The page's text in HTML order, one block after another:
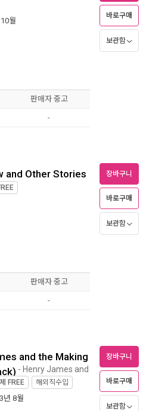
월
바로구매
보관함
판매자 중고
-
and Other Stories 장바구니
바로구매
보관함
판매자 중고
-
and the Making
- Henry James and
FREE 해외직수입
년 8월
장바구니
바로구매
보관함